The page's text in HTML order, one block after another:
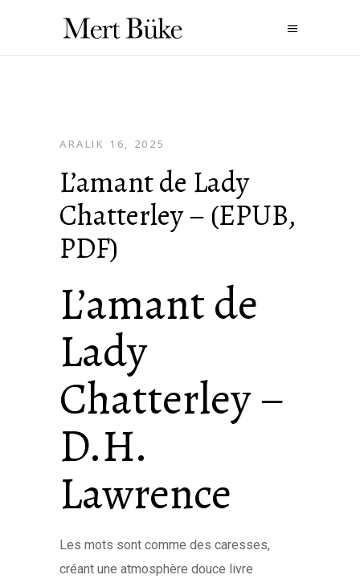
ARALIK 16, 2025
L’amant de Lady
Chatterley – (EPUB,
PDF)
L’amant de
Lady
Chatterley –
D.H.
Lawrence
Les mots sont comme des caresses,
créant une atmosphère douce livre